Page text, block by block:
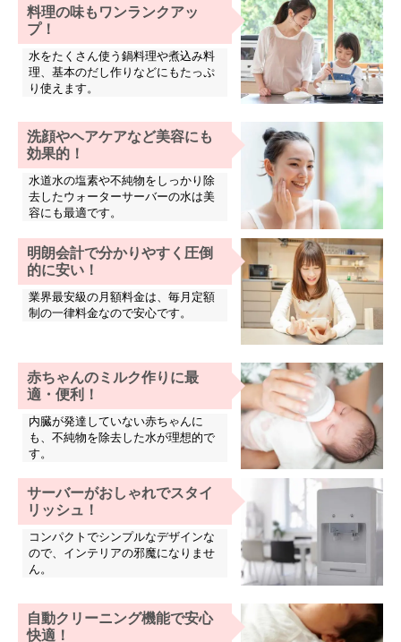
料理の味もワンランクアッ
プ！
水をたくさん使う鍋料理や煮込み料
理、基本のだし作りなどにもたっぷ
り使えます。
洗顔やヘアケアなど美容にも
効果的！
水道水の塩素や不純物をしっかり除
去したウォーターサーバーの水は美
容にも最適です。
明朗会計で分かりやすく圧倒
的に安い！
業界最安級の月額料金は、毎月定額
制の一律料金なので安心です。
赤ちゃんのミルク作りに最
適・便利！
内臓が発達していない赤ちゃんに
も、不純物を除去した水が理想的で
す。
サーバーがおしゃれでスタイ
リッシュ！
コンパクトでシンプルなデザインな
ので、インテリアの邪魔になりませ
ん。
自動クリーニング機能で安心
快適！